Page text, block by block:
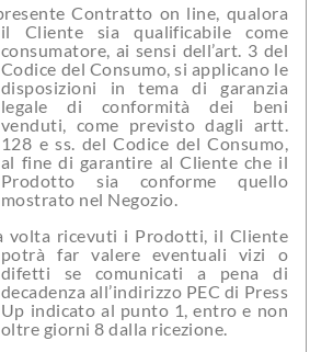
il Cliente sia qualificabile come
consumatore, ai sensi dell’art. 3 del
Codice del Consumo, si applicano le
disposizioni in tema di garanzia
legale di conformità dei beni
venduti, come previsto dagli artt.
128 e ss. del Codice del Consumo,
al fine di garantire al Cliente che il
Prodotto sia conforme quello
mostrato nel Negozio.
potrà far valere eventuali vizi o
difetti se comunicati a pena di
decadenza all’indirizzo PEC di Press
Up indicato al punto 1, entro e non
oltre giorni 8 dalla ricezione.